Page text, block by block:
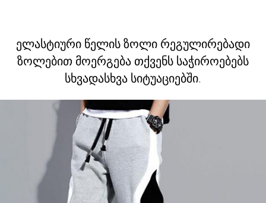
ელასტიური წელის ზოლი რეგულირებადი
ზოლებით მოერგება თქვენს საჭიროებებს
სხვადასხვა სიტუაციებში.